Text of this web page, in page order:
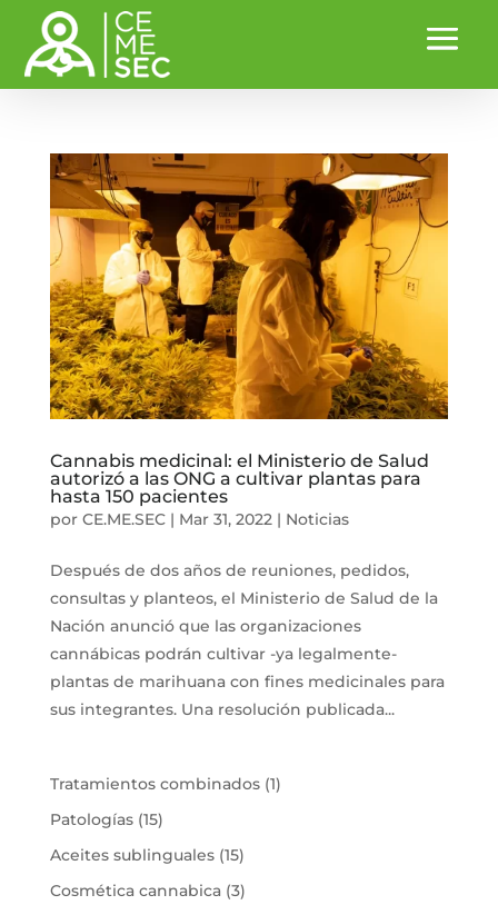
Cannabis medicinal: el Ministerio de Salud
autorizó a las ONG a cultivar plantas para
hasta 150 pacientes
por CE.ME.SEC| Mar 31, 2022| Noticias
Después de dos años de reuniones, pedidos,
consultas y planteos, el Ministerio de Salud de la
Nación anunció que las organizaciones
cannábicas podrán cultivar -ya legalmente-
plantas de marihuana con fines medicinales para
sus integrantes. Una resolución publicada...
Tratamientos combinados 11
Patologías 1515
productos
Aceites sublinguales 1515
productos
Cosmética cannabica 33